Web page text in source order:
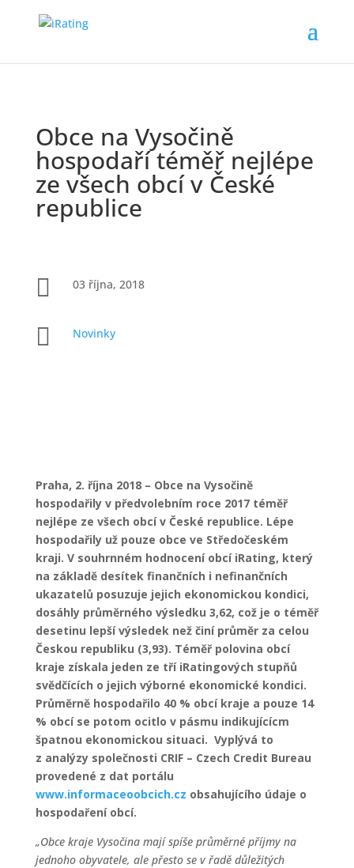
Obce na Vysočině
hospodaří téměř nejlépe
ze všech obcí v České
republice
 03 října, 2018
 Novinky
Praha, 2. října 2018 – Obce na Vysočině
hospodařily v předvolebním roce 2017 téměř
nejlépe ze všech obcí v České republice. Lépe
hospodařily už pouze obce ve Středočeském
kraji. V souhrnném hodnocení obcí iRating, který
na základě desítek finančních i nefinančních
ukazatelů posuzuje jejich ekonomickou kondici,
dosáhly průměrného výsledku 3,62, což je o téměř
desetinu lepší výsledek než činí průměr za celou
Českou republiku (3,93). Téměř polovina obcí
kraje získala jeden ze tří iRatingových stupňů
svědčících o jejich výborné ekonomické kondici.
Průměrně hospodařilo 40 % obcí kraje a pouze 14
% obcí se potom ocitlo v pásmu indikujícícm
špatnou ekonomickou situaci. Vyplývá to
z analýzy společnosti CRIF – Czech Credit Bureau
provedené z dat portálu
www.informaceoobcich.cz obsahujícího údaje o
hospodaření obcí.
„Obce kraje Vysočina mají spíše průměrné příjmy na
jednoho obyvatele, ale přesto se v řadě důležitých